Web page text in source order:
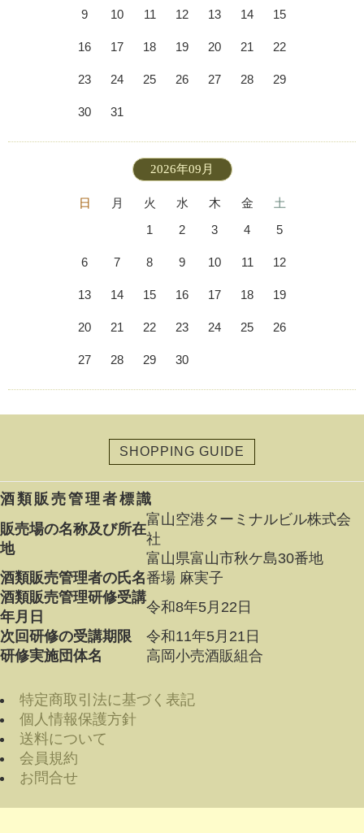
9 10 11 12 13 14 15
16 17 18 19 20 21 22
23 24 25 26 27 28 29
30 31
2026年09月
日 月 火 水 木 金
土
1
2 3 4 5
6 7 8 9 10 11 12
13 14 15 16 17 18 19
20 21 22 23 24 25 26
27 28 29 30
SHOPPING GUIDE
酒類販売管理者標識
販売場の名称及び所在
地
富山空港ターミナルビル株式会
社
富山県富山市秋ケ島30番地
酒類販売管理者の氏名番場 麻実子
酒類販売管理研修受講
年月日
令和8年5月22日
次回研修の受講期限
令和11年5月21日
研修実施団体名
高岡小売酒販組合
特定商取引法に基づく表記
個人情報保護方針
送料について
会員規約
お問合せ